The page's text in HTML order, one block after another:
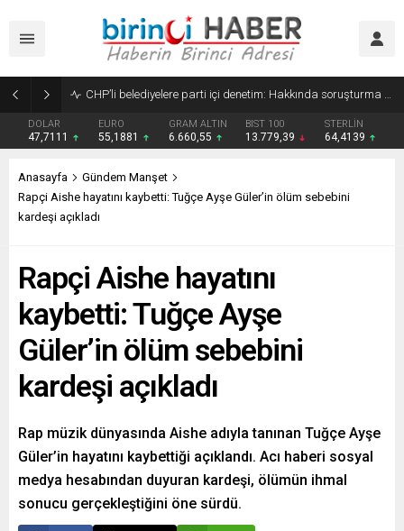
CHP’li belediyelere parti içi denetim: Hakkında soruşturma olmayanlar da incelemeye alınacak, sonuçlar komisyona bildirilecek
DOLAR
47,7111
EURO
55,1881
GRAM ALTIN
6.660,55
BIST 100
13.779,39
STERLİN
64,4139
Anasayfa
Gündem Manşet
Rapçi Aishe hayatını kaybetti: Tuğçe Ayşe Güler’in ölüm sebebini
kardeşi açıkladı
Rapçi Aishe hayatını
kaybetti: Tuğçe Ayşe
Güler’in ölüm sebebini
kardeşi açıkladı
Rap müzik dünyasında Aishe adıyla tanınan Tuğçe Ayşe
Güler’in hayatını kaybettiği açıklandı. Acı haberi sosyal
medya hesabından duyuran kardeşi, ölümün ihmal
sonucu gerçekleştiğini öne sürdü.